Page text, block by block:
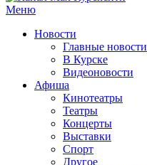
Меню
Новости
Главные новости
В Курске
Видеоновости
Афиша
Кинотеатры
Театры
Концерты
Выставки
Спорт
Другое